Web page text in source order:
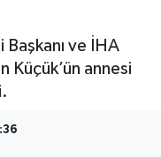
ve İHA
Küçük’ün annesi